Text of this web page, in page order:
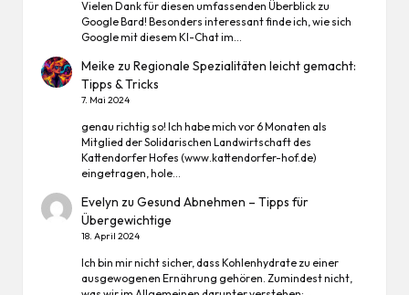
Vielen Dank für diesen umfassenden Überblick zu
Google Bard! Besonders interessant finde ich, wie sich
Google mit diesem KI-Chat im…
Meike zuRegionale Spezialitäten leicht gemacht:
Tipps & Tricks
7. Mai 2024
genau richtig so! Ich habe mich vor 6 Monaten als
Mitglied der Solidarischen Landwirtschaft des
Kattendorfer Hofes (www.kattendorfer-hof.de)
eingetragen, hole…
Evelyn zuGesund Abnehmen – Tipps für
Übergewichtige
18. April 2024
Ich bin mir nicht sicher, dass Kohlenhydrate zu einer
ausgewogenen Ernährung gehören. Zumindest nicht,